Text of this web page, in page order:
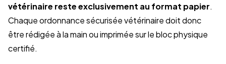
vétérinaire reste exclusivement au format papier.
Chaque ordonnance sécurisée vétérinaire doit donc
être rédigée à la main ou imprimée sur le bloc physique
certifié.